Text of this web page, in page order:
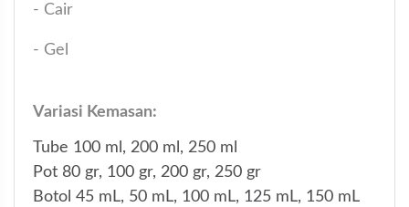
- Cair
- Gel
Variasi Kemasan:
Tube 100 ml, 200 ml, 250 ml
Pot 80 gr, 100 gr, 200 gr, 250 gr
Botol 45 mL, 50 mL, 100 mL, 125 mL, 150 mL